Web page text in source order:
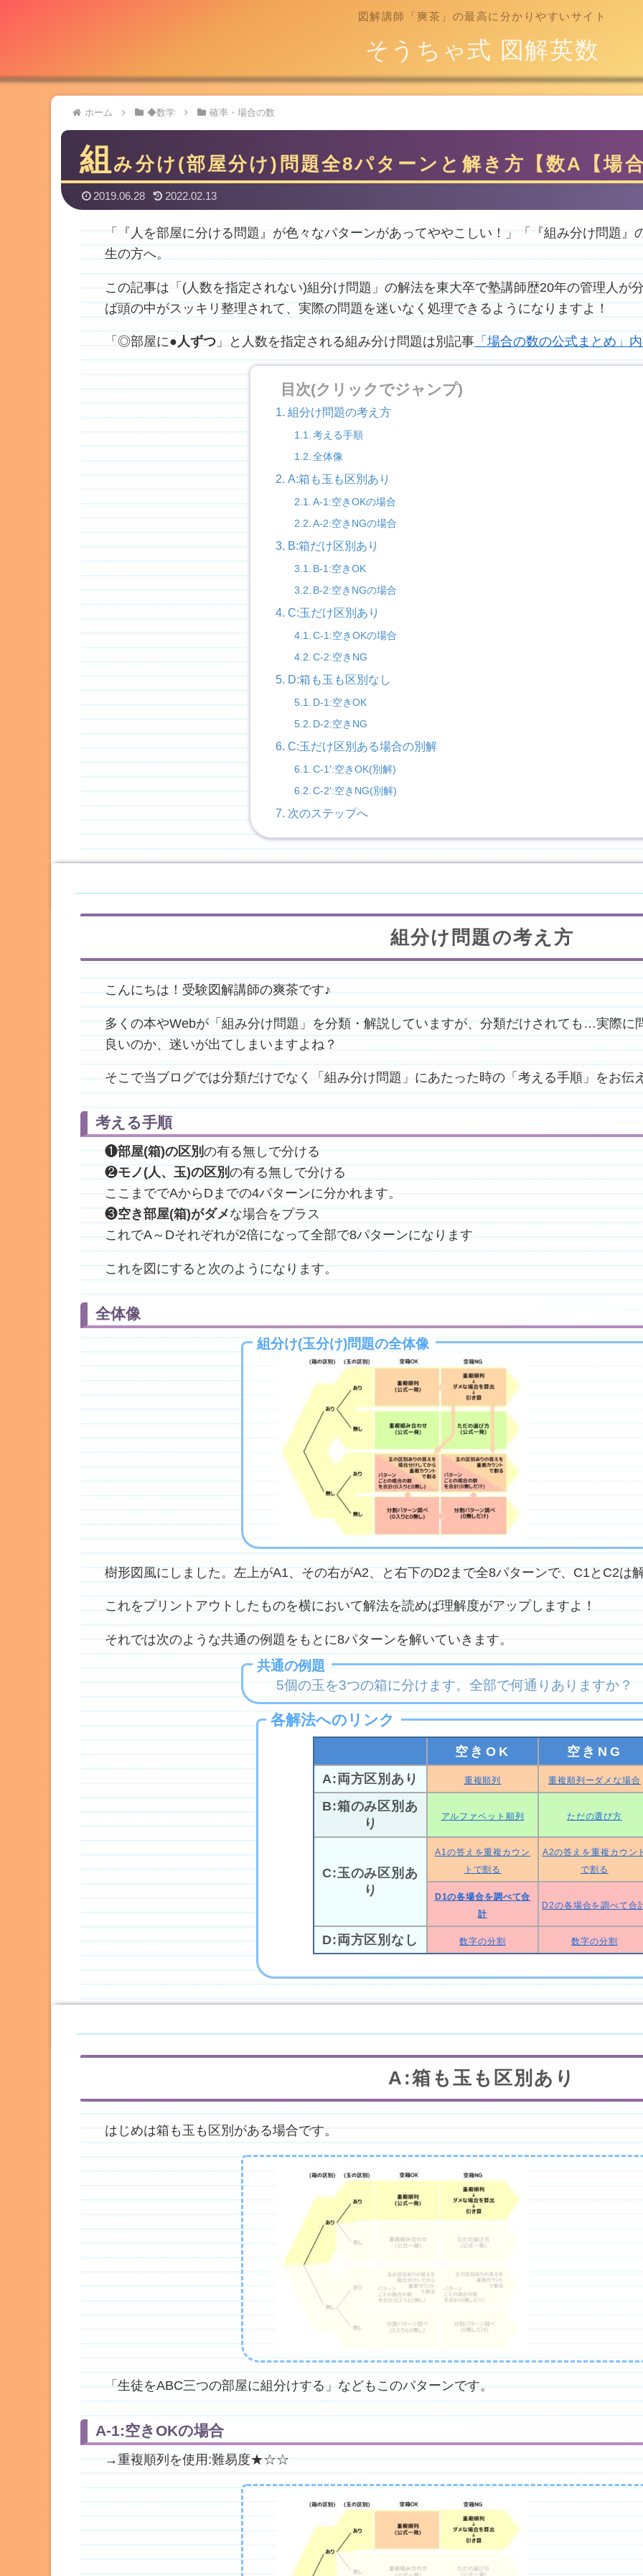
図解講師「爽茶」の最高に分かりやすいサイト
そうちゃ式 図解英数
ホーム ◆数学 確率・場合の数
組 み分け(部屋分け)問題全8パターンと解き方【数A【場
2019.06.28 2022.02.13
「『人を部屋に分ける問題』が色々なパターンがあってややこしい！」「『組み分け問題
生の方へ。
この記事は「(人数を指定されない)組分け問題」の解法を東大卒で塾講師歴20年の管理人が
ば頭の中がスッキリ整理されて、実際の問題を迷いなく処理できるようになりますよ！
「◎部屋に●人ずつ」と人数を指定される組み分け問題は別記事「場合の数の公式まとめ」
目次(クリックでジャンプ)
組分け問題の考え方
考える手順
全体像
A:箱も玉も区別あり
A-1:空きOKの場合
A-2:空きNGの場合
B:箱だけ区別あり
B-1:空きOK
B-2:空きNGの場合
C:玉だけ区別あり
C-1:空きOKの場合
C-2:空きNG
D:箱も玉も区別なし
D-1:空きOK
D-2:空きNG
C:玉だけ区別ある場合の別解
C-1′:空きOK(別解)
C-2′:空きNG(別解)
次のステップへ
組分け問題の考え方
こんにちは！受験図解講師の爽茶です♪
多くの本やWebが「組み分け問題」を分類・解説していますが、分類だけされても…実際に
良いのか、迷いが出てしまいますよね？
そこで当ブログでは分類だけでなく「組み分け問題」にあたった時の「考える手順」をお伝
考える手順
❶部屋(箱)の区別 の有る無しで分ける
❷モノ(人、玉)の区別 の有る無しで分ける
ここまででAからDまでの4パターンに分かれます。
❸空き部屋(箱)がダメな場合をプラス
これでA～Dそれぞれが2倍になって全部で8パターンになります
これを図にすると次のようになります。
全体像
組分け(玉分け)問題の全体像
樹形図風にしました。左上がA1、その右がA2、と右下のD2まで全8パターンで、C1とC2は
これをプリントアウトしたものを横において解法を読めば理解度がアップしますよ！
それでは次のような共通の例題をもとに8パターンを解いていきます。
共通の例題
5個の玉を3つの箱に分けます。全部で何通りありますか？
各解法へのリンク
空きOK 空きNG
A:両方区別あり 重複順列 重複順列ーダメな場合
B:箱のみ区別あ
り
アルファベット順列 ただの選び方
C:玉のみ区別あ
り
A1の答えを重複カウン
トで割る
A2の答えを重複カウン
で割る
D1の各場合を調べて合
計
D2の各場合を調べて合
D:両方区別なし 数字の分割 数字の分割
A:箱も玉も区別あり
はじめは箱も玉も区別がある場合です。
「生徒をABC三つの部屋に組分けする」などもこのパターンです。
A-1:空きOKの場合
→重複順列を使用:難易度★☆☆